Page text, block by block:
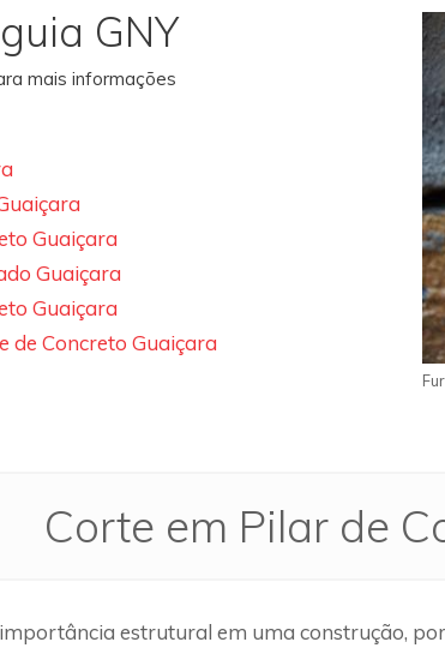
GNY
mais informações
Guaiçara
Guaiçara
Guaiçara
de Concreto Guaiçara
Corte em Pilar de
estrutural em uma construção,